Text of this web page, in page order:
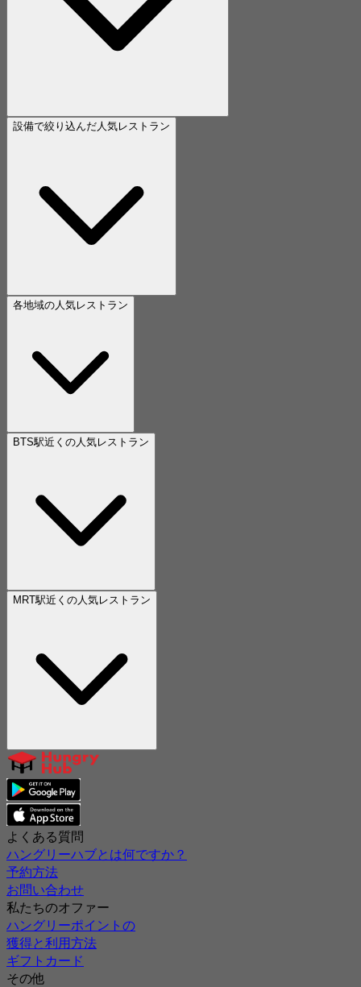
設備で絞り込んだ人気レストラン
各地域の人気レストラン
BTS駅近くの人気レストラン
MRT駅近くの人気レストラン
よくある質問
ハングリーハブとは何ですか？
予約方法
お問い合わせ
私たちのオファー
ハングリーポイントの
獲得と利用方法
ギフトカード
その他